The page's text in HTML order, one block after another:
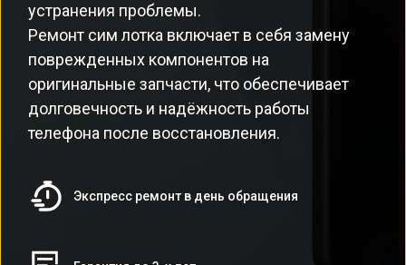
устранения проблемы.
Ремонт сим лотка включает в себя замену
поврежденных компонентов на
оригинальные запчасти, что обеспечивает
долговечность и надёжность работы
телефона после восстановления.
Экспресс ремонт в день обращения